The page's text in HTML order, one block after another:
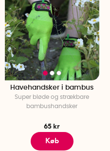
Havehandsker i bambus
Super bløde og strækbare
bambushandsker
65 kr
Køb